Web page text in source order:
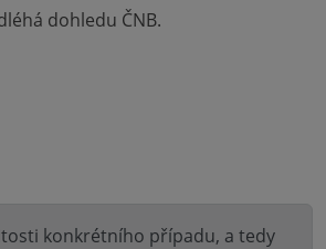
dohledu ČNB.
konkrétního případu, a tedy